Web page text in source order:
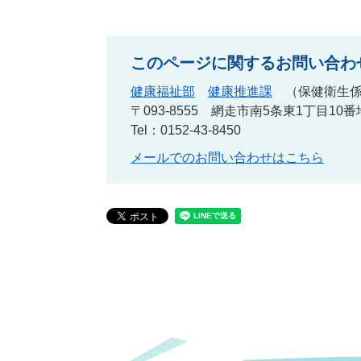
このページに関するお問い合わ
健康福祉部 健康推進課
保健衛生
〒093-8555
網走市南5条東1丁目10番
Tel：0152-43-8450
メールでのお問い合わせはこちら